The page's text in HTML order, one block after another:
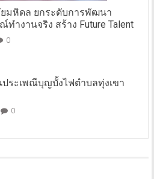
มหิดล ยกระดับการพัฒนา
ำงานจริง สร้าง Future Talent
0
ประเพณีบุญบั้งไฟตำบลทุ่งเขา
0